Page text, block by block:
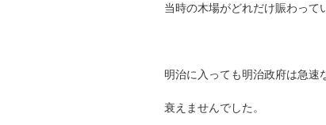
当時の木場がどれだけ賑わって
明治に入っても明治政府は急速
衰えませんでした。